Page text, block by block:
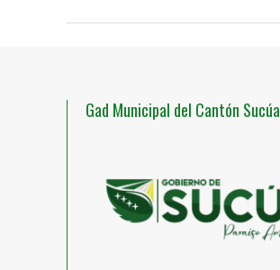
Gad Municipal del Cantón Sucúa